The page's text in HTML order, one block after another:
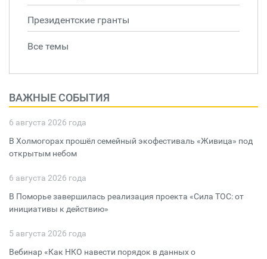
Президентские гранты
Все темы
ВАЖНЫЕ СОБЫТИЯ
6 августа 2026 года
В Холмогорах прошёл семейный экофестиваль «Живица» под
открытым небом
6 августа 2026 года
В Поморье завершилась реализация проекта «Сила ТОС: от
инициативы к действию»
5 августа 2026 года
Вебинар «Как НКО навести порядок в данных о